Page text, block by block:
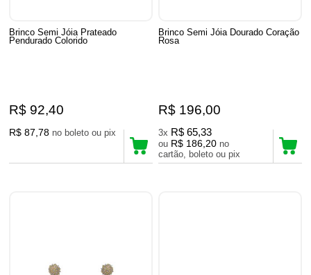
Brinco Semi Jóia Prateado
Pendurado Colorido
R$ 92,40
R$ 87,78 no boleto ou pix
Brinco Semi Jóia Dourado Coração
Rosa
R$ 196,00
3x R$ 65,33
ou R$ 186,20 no
cartão, boleto ou pix